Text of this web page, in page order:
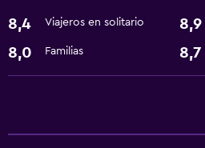
Servicios y facilidades
Servicio de habitaciones
8,4 Viajeros en solitario 8,9
8,0 Familias 8,7